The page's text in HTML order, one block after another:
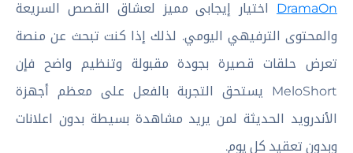
DramaOn اختيار إيجابى مميز لعشاق القصص السريعة
والمحتوى الترفيهي اليومي. لذلك إذا كنت تبحث عن منصة
تعرض حلقات قصيرة بجودة مقبولة وتنظيم واضح فإن
MeloShort يستحق التجربة بالفعل على معظم أجهزة
الأندرويد الحديثة لمن يريد مشاهدة بسيطة بدون اعلانات
وبدون تعقيد كل يوم.